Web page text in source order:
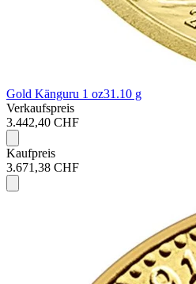
Gold Känguru 1 oz31.10 g
Verkaufspreis
3.442,40 CHF
Kaufpreis
3.671,38 CHF